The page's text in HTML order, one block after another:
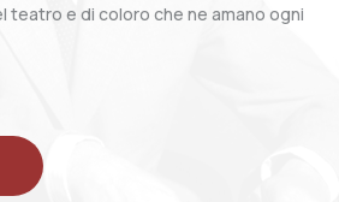
teatro e di coloro che ne amano ogni